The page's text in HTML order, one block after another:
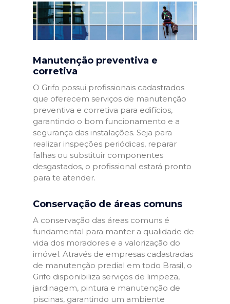
Manutenção preventiva e
corretiva
O Grifo possui profissionais cadastrados
que oferecem serviços de manutenção
preventiva e corretiva para edifícios,
garantindo o bom funcionamento e a
segurança das instalações. Seja para
realizar inspeções periódicas, reparar
falhas ou substituir componentes
desgastados, o profissional estará pronto
para te atender.
Conservação de áreas comuns
A conservação das áreas comuns é
fundamental para manter a qualidade de
vida dos moradores e a valorização do
imóvel. Através de empresas cadastradas
de manutenção predial em todo Brasil, o
Grifo disponibiliza serviços de limpeza,
jardinagem, pintura e manutenção de
piscinas, garantindo um ambiente